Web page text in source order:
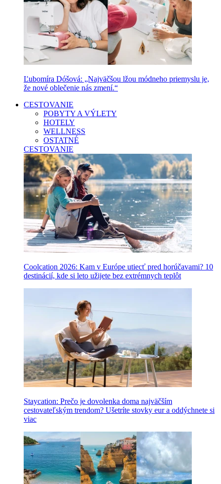
Ľubomíra Dóšová: „Najväčšou lžou módneho priemyslu je,
že nové oblečenie nás zmení.“
CESTOVANIE
POBYTY A VÝLETY
HOTELY
WELLNESS
OSTATNÉ
CESTOVANIE
Coolcation 2026: Kam v Európe utiecť pred horúčavami? 10
destinácií, kde si leto užijete bez extrémnych teplôt
Staycation: Prečo je dovolenka doma najväčším
cestovateľským trendom? Ušetríte stovky eur a oddýchnete si
viac